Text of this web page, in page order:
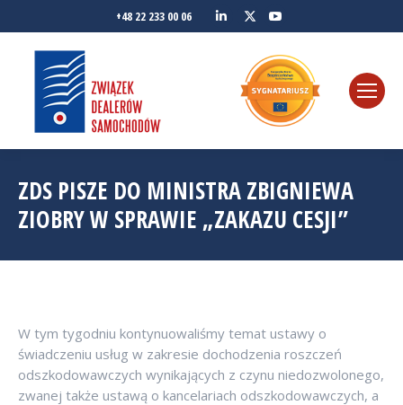
+48 22 233 00 06
Linkedin
Twitter
ZDS PISZE DO MINISTRA ZBIGNIEWA
ZIOBRY W SPRAWIE „ZAKAZU CESJI”
W tym tygodniu kontynuowaliśmy temat ustawy o
świadczeniu usług w zakresie dochodzenia roszczeń
odszkodowawczych wynikających z czynu niedozwolonego,
zwanej także ustawą o kancelariach odszkodowawczych, a